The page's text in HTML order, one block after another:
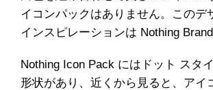
イコンパックはありません。このデ
インスピレーションは Nothing Brand
Nothing Icon Pack にはドット スタ
形状があり、近くから見ると、アイ